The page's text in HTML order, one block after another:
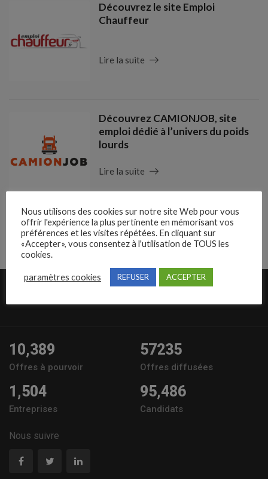
Découvrez le site Emploi
Chauffeur
Lire la suite
Découvrez CAMIONJOB, site
emploi dédié à l’univers du poids
lourds
Lire la suite
1 2 Suivant
10,389
Offres à pourvoir
57235
Offres diffusées
1,504
Entreprises
95,486
Candidats
Nous suivre
Nous utilisons des cookies sur notre site Web pour vous
offrir l'expérience la plus pertinente en mémorisant vos
préférences et les visites répétées. En cliquant sur
«Accepter», vous consentez à l'utilisation de TOUS les
cookies.
paramètres cookies REFUSER ACCEPTER